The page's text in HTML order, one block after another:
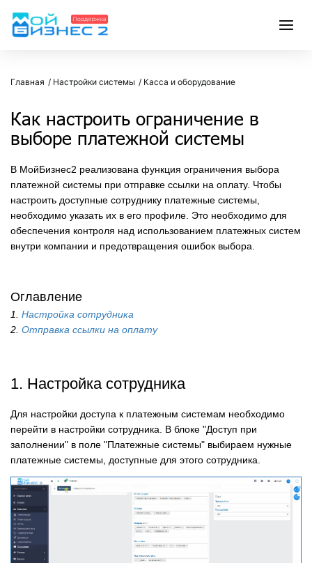
Главная Настройки системы Касса и оборудование
Как настроить ограничение в
выборе платежной системы
В МойБизнес2 реализована функция ограничения выбора
платежной системы при отправке ссылки на оплату. Чтобы
настроить доступные сотруднику платежные системы,
необходимо указать их в его профиле. Это необходимо для
обеспечения контроля над использованием платежных систем
внутри компании и предотвращения ошибок выбора.
Оглавление
1. Настройка сотрудника
2. Отправка ссылки на оплату
1. Настройка сотрудника
Для настройки доступа к платежным системам необходимо
перейти в настройки сотрудника. В блоке "Доступ при
заполнении" в поле "Платежные системы" выбираем нужные
платежные системы, доступные для этого сотрудника.